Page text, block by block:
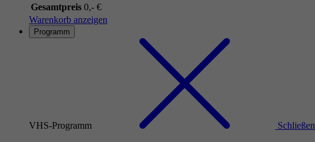
Gesamtpreis 0,- €
Warenkorb anzeigen
Programm
VHS-Programm Schließen